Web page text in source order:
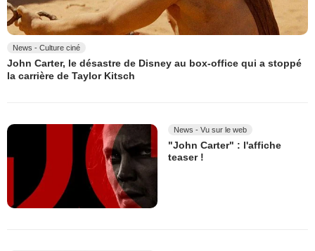
News - Culture ciné
John Carter, le désastre de Disney au box-office qui a stoppé
la carrière de Taylor Kitsch
News - Vu sur le web
"John Carter" : l'affiche
teaser !